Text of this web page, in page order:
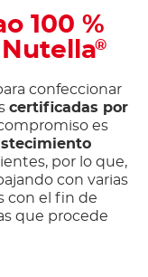
100 %
®
confeccionar
certificadas por
es
por lo que,
con varias
con el fin de
que procede